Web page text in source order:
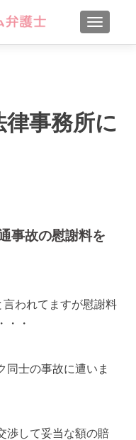
事務所に
事故の慰謝料を
われてますが慰謝料
・・
同士の事故に遭いま
渉して妥当な額の賠